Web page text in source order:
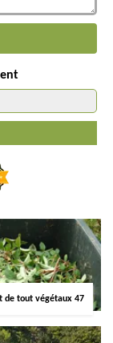
de tout végétaux 47